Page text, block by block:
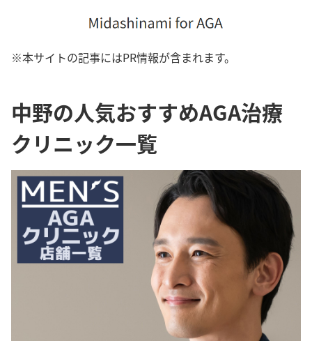
※本サイトの記事にはPR情報が含まれます。
中野の人気おすすめAGA治療
クリニック一覧